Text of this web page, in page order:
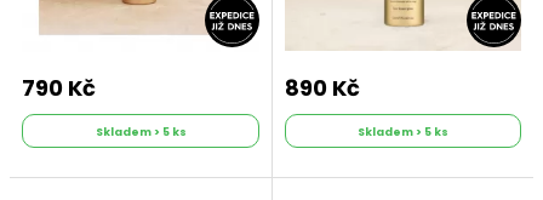
790 Kč
Skladem > 5 ks
890 Kč
Skladem > 5 ks